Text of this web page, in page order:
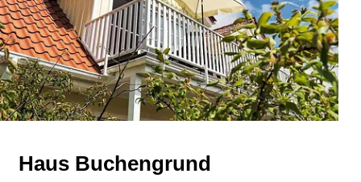
Haus Buchengrund